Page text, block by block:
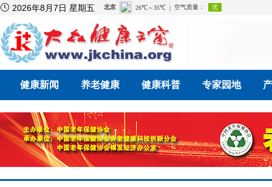
 2026年8月7日 星期五
健康新闻 养老健康 健康科普 专家园地